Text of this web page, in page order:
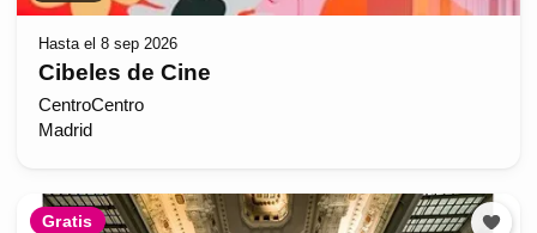
Hasta el 8 sep 2026
Cibeles de Cine
CentroCentro
Madrid
Gratis